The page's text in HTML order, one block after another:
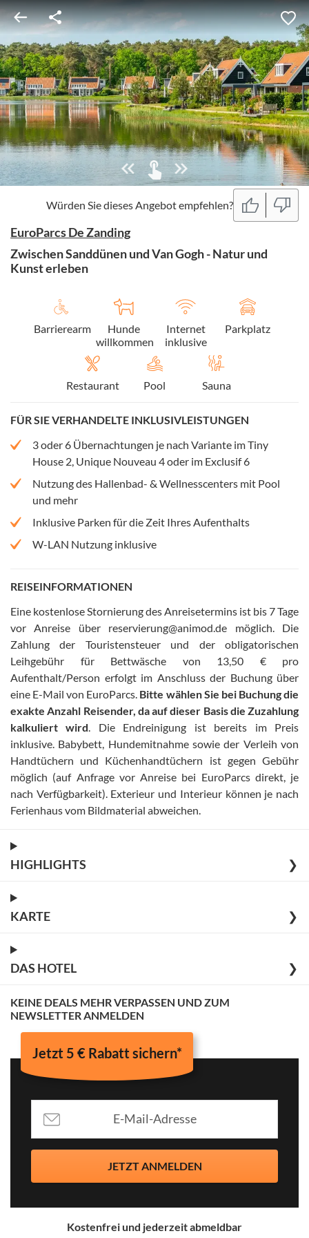
Würden Sie dieses Angebot empfehlen?
EuroParcs De Zanding
Zwischen Sanddünen und Van Gogh - Natur und
Kunst erleben
Barrierearm
Hunde
willkommen
Internet
inklusive
Parkplatz
Restaurant Pool Sauna
FÜR SIE VERHANDELTE INKLUSIVLEISTUNGEN
3 oder 6 Übernachtungen je nach Variante im Tiny
House 2, Unique Nouveau 4 oder im Exclusif 6
Nutzung des Hallenbad- & Wellnesscenters mit Pool
und mehr
Inklusive Parken für die Zeit Ihres Aufenthalts
W-LAN Nutzung inklusive
REISEINFORMATIONEN
Eine kostenlose Stornierung des Anreisetermins ist bis 7 Tage
vor Anreise über reservierung@animod.de möglich
Die
Zahlung der Touristensteuer und der obligatorischen
Leihgebühr für Bettwäsche von 13,50 € pro
Aufenthalt/Person erfolgt im Anschluss der Buchung über
eine E-Mail von EuroParcs Bitte wählen Sie bei Buchung die
exakte Anzahl Reisender, da auf dieser Basis die Zuzahlung
kalkuliert wird
Die Endreinigung ist bereits im Preis
inklusive Babybett, Hundemitnahme sowie der Verleih von
Handtüchern und Küchenhandtüchern ist gegen Gebühr
möglich (auf Anfrage vor Anreise bei EuroParcs direkt, je
nach Verfügbarkeit) Exterieur und Interieur können je nach
Ferienhaus vom Bildmaterial abweichen
HIGHLIGHTS ❯
KARTE ❯
DAS HOTEL ❯
KEINE DEALS MEHR VERPASSEN UND ZUM
NEWSLETTER ANMELDEN
Jetzt 5 € Rabatt sichern*
JETZT ANMELDEN
Kostenfrei und jederzeit abmeldbar